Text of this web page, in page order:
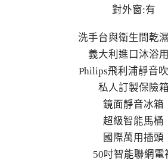
對外窗:有
洗手台與衛生間乾
義大利進口沐浴
Philips飛利浦靜音
私人訂製保險箱
鏡面靜音冰箱
超級智能馬桶
國際萬用插頭
50吋智能聯網電